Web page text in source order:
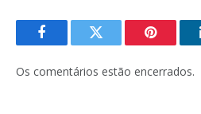
FacebookTwitter Pinterest
Os comentários estão encerrados.